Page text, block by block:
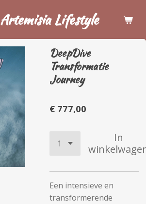
Artemisia Lifestyle
DeepDive
Transformatie
Journey
€ 777,00
In
Een intensieve en
transformerende